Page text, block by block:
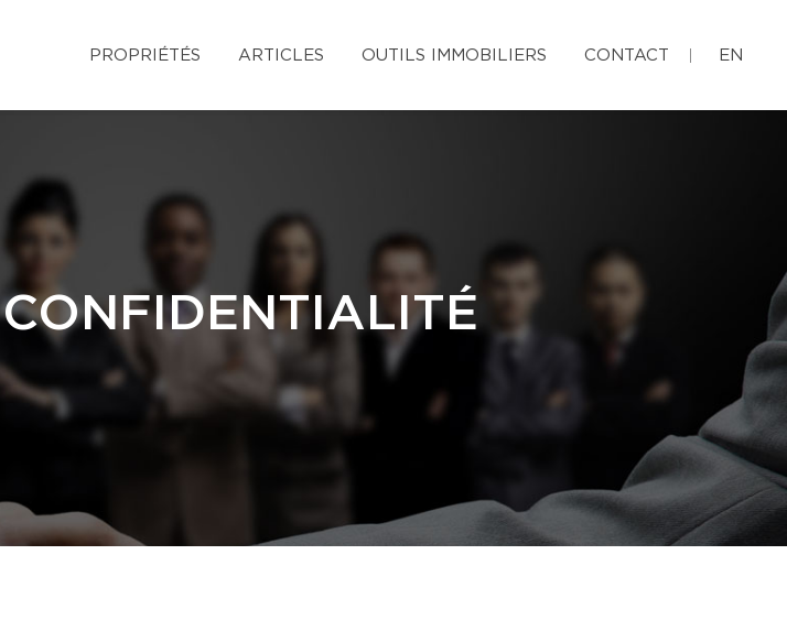
PROPRIÉTÉS ARTICLES OUTILS IMMOBILIERS CONTACT EN